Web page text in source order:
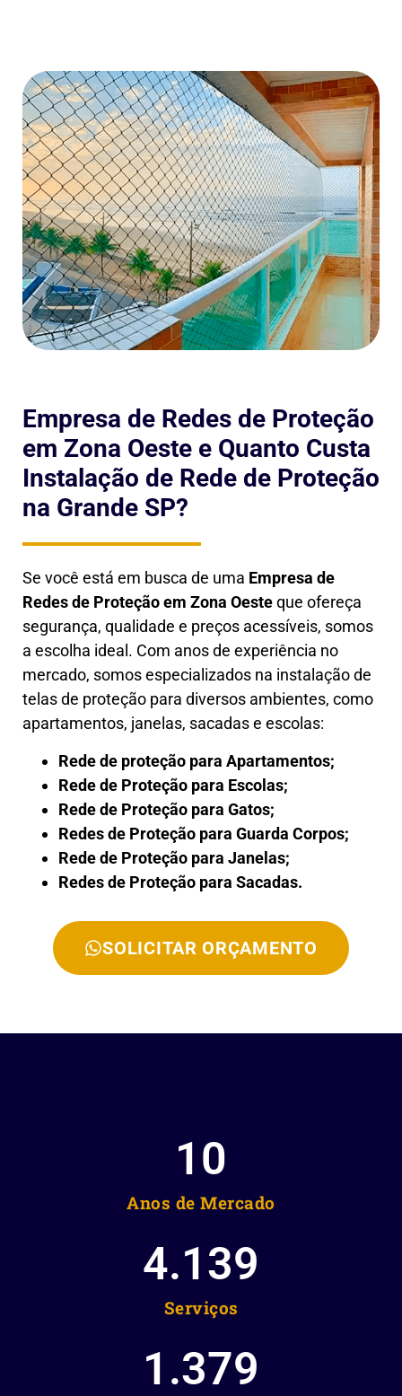
Empresa de Redes de Proteção
em Zona Oeste e Quanto Custa
Instalação de Rede de Proteção
na Grande SP?
Se você está em busca de uma Empresa de
Redes de Proteção em Zona Oesteque ofereça
segurança, qualidade e preços acessíveis, somos
a escolha ideal. Com anos de experiência no
mercado, somos especializados na instalação de
telas de proteção para diversos ambientes, como
apartamentos, janelas, sacadas e escolas:
Rede de proteção para Apartamentos;
Rede de Proteção para Escolas;
Rede de Proteção para Gatos;
Redes de Proteção para Guarda Corpos;
Rede de Proteção para Janelas;
Redes de Proteção para Sacadas.
SOLICITAR ORÇAMENTO
Anos de Mercado
10
Serviços
4.139
1.379